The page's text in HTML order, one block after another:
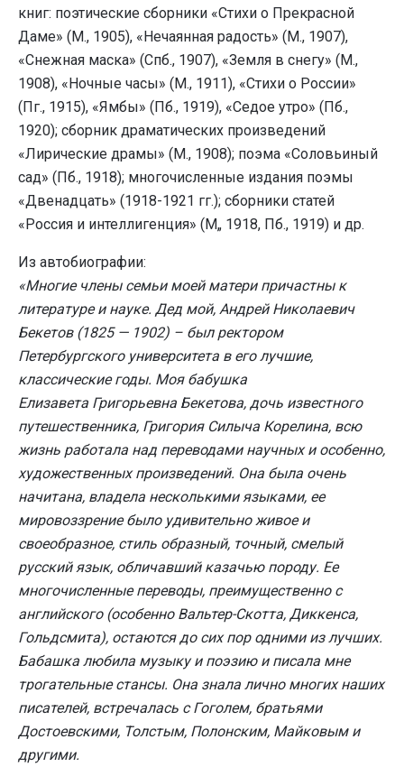
книг: поэтические сборники «Стихи о Прекрасной
Даме» (М., 1905), «Нечаянная радость» (М., 1907),
«Снежная маска» (Спб., 1907), «Земля в снегу» (М.,
1908), «Ночные часы» (М., 1911), «Стихи о России»
(Пг., 1915), «Ямбы» (Пб., 1919), «Седое утро» (Пб.,
1920); сборник драматических произведений
«Лирические драмы» (М., 1908); поэма «Соловьиный
сад» (Пб., 1918); многочисленные издания поэмы
«Двенадцать» (1918-1921 гг.); сборники статей
«Россия и интеллигенция» (М„ 1918, Пб., 1919) и др.
Из автобиографии:
«Многие члены семьи моей матери причастны к
литературе и науке. Дед мой, Андрей Николаевич
Бекетов (1825 — 1902) – был ректором
Петербургского университета в его лучшие,
классические годы. Моя бабушка
Елизавета Григорьевна Бекетова, дочь известного
путешественника, Григория Силыча Корелина, всю
жизнь работала над переводами научных и особенно,
художественных произведений. Она была очень
начитана, владела несколькими языками, ее
мировоззрение было удивительно живое и
своеобразное, стиль образный, точный, смелый
русский язык, обличавший казачью породу. Ее
многочисленные переводы, преимущественно с
английского (особенно Вальтер-Скотта, Диккенса,
Гольдсмита), остаются до сих пор одними из лучших.
Бабашка любила музыку и поэзию и писала мне
трогательные стансы. Она знала лично многих наших
писателей, встречалась с Гоголем, братьями
Достоевскими, Толстым, Полонским, Майковым и
другими.